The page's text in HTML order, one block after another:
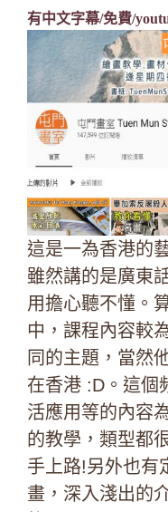
有中文字幕/免費/
這是一為香港的
雖然講的是廣東
用擔心聽不懂。
中，課程內容較
同的主題，當然
在香港 :D。 這個
活應用等的內容
的教學，類型都
手上路!另外也有
畫，深入淺出的